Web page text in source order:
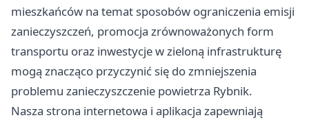
mieszkańców na temat sposobów ograniczenia emisji
zanieczyszczeń, promocja zrównoważonych form
transportu oraz inwestycje w zieloną infrastrukturę
mogą znacząco przyczynić się do zmniejszenia
problemu zanieczyszczenie powietrza Rybnik.
Nasza strona internetowa i aplikacja zapewniają